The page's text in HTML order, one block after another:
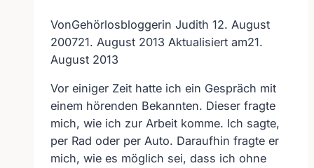
VonGehörlosbloggerin Judith 12. August
200721. August 2013 Aktualisiert am21.
August 2013
Vor einiger Zeit hatte ich ein Gespräch mit
einem hörenden Bekannten. Dieser fragte
mich, wie ich zur Arbeit komme. Ich sagte,
per Rad oder per Auto. Daraufhin fragte er
mich, wie es möglich sei, dass ich ohne